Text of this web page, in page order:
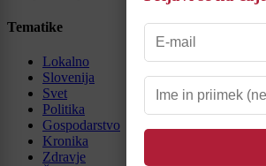
Tematike
Lokalno
Slovenija
Svet
Politika
Gospodarstvo
Kronika
Zdravje